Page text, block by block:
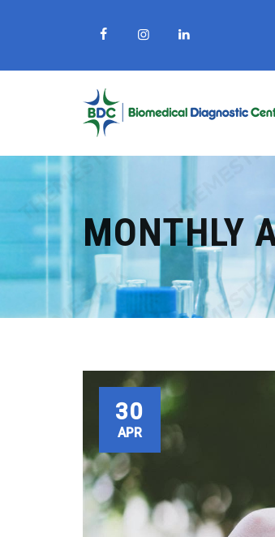
MONTHLY
30
APR